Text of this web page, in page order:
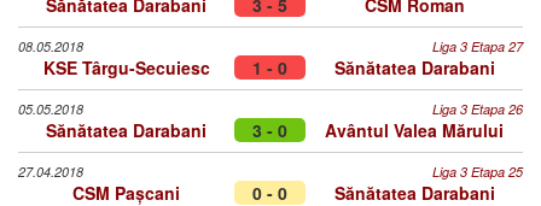
08.05.2018 Liga 3 Etapa 27
KSE Târgu-Secuiesc 1 - 0 Sănătatea Darabani
05.05.2018 Liga 3 Etapa 26
Sănătatea Darabani 3 - 0 Avântul Valea Mărului
27.04.2018 Liga 3 Etapa 25
CSM Pașcani 0 - 0 Sănătatea Darabani